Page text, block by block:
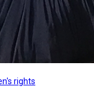
rights